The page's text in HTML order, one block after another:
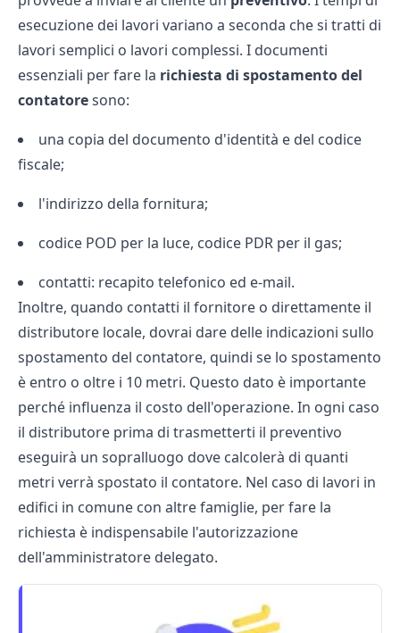
esecuzione dei lavori variano a seconda che si tratti di
lavori semplici o lavori complessi. I documenti
essenziali per fare la richiesta di spostamento del
contatoresono:
una copia del documento d'identità e del codice
fiscale;
l'indirizzo della fornitura;
codice POD per la luce, codice PDR per il gas;
contatti: recapito telefonico ed e-mail.
Inoltre, quando contatti il fornitore o direttamente il
distributore locale, dovrai dare delle indicazioni sullo
spostamento del contatore, quindi se lo spostamento
è entro o oltre i 10 metri. Questo dato è importante
perché influenza il costo dell'operazione. In ogni caso
il distributore prima di trasmetterti il preventivo
eseguirà un sopralluogo dove calcolerà di quanti
metri verrà spostato il contatore. Nel caso di lavori in
edifici in comune con altre famiglie, per fare la
richiesta è indispensabile l'autorizzazione
dell'amministratore delegato.